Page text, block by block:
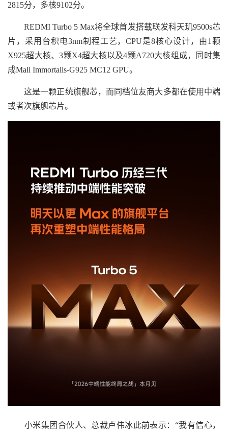
2815分，多核9102分。
REDMI Turbo 5 Max将全球首发搭载联发科天玑9500s芯
片，采用台积电3nm制程工艺，CPU是8核心设计，由1颗
X925超大核、3颗X4超大核以及4颗A720大核组成，同时集
成Mali Immortalis-G925 MC12 GPU。
这是一颗正统旗舰芯，而同档位友商大多都在使用中端
或者次旗舰芯片。
小米集团合伙人、总裁卢伟冰此前表示：“我有信心，